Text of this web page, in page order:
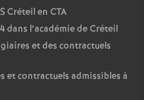
Créteil en CTA
l’académie de Créteil
et des contractuels
et contractuels admissibles à